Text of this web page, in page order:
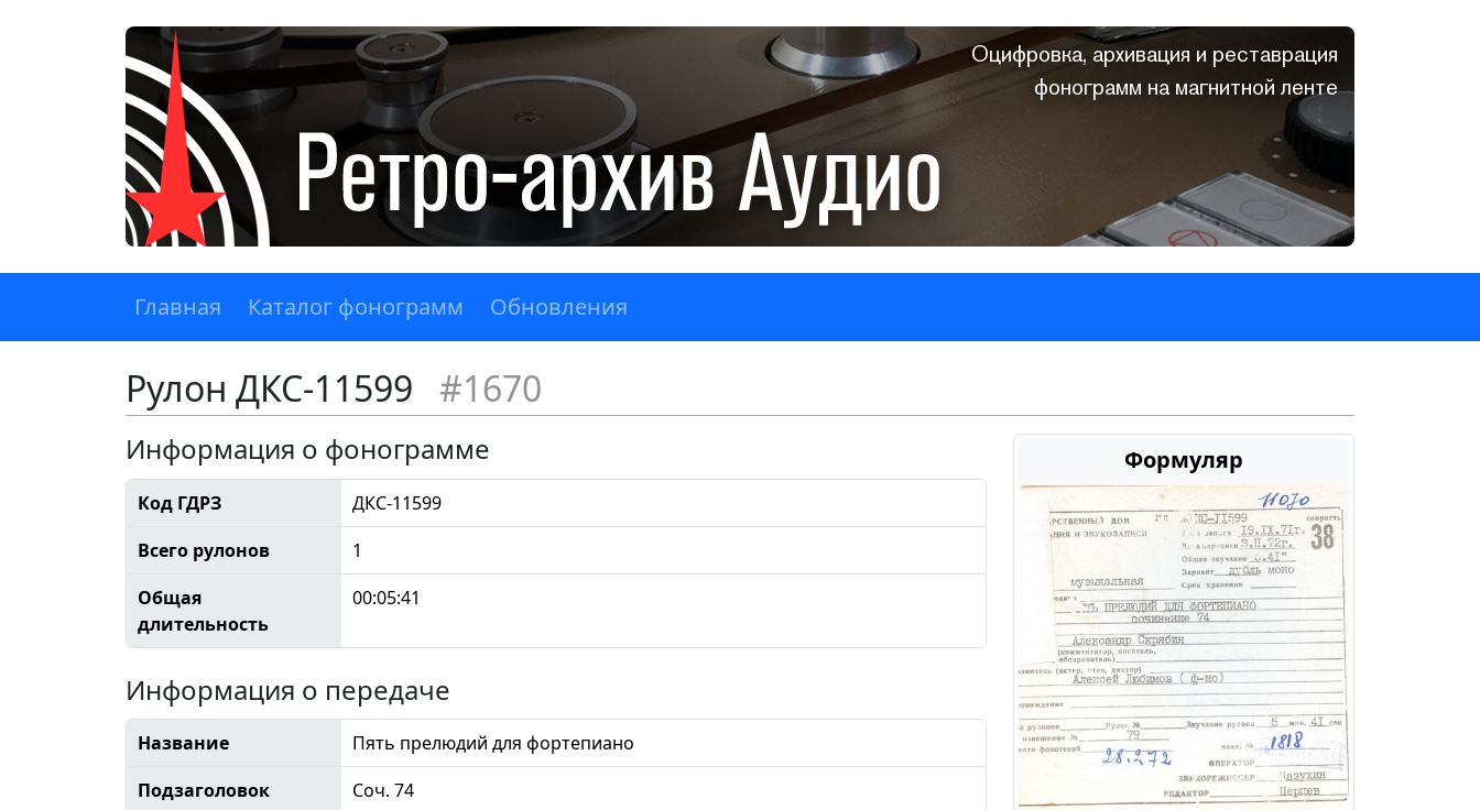
Оцифровка, архивация и реставрация
фонограмм на магнитной ленте
Главная Каталог фонограмм Обновления
Рулон ДКС-11599 #1670
Формуляр
Информация о фонограмме
Код ГДРЗ
ДКС-11599
Всего рулонов
1
Общая
длительность
00:05:41
Информация о передаче
Название
Пять прелюдий для фортепиано
Подзаголовок
Соч. 74